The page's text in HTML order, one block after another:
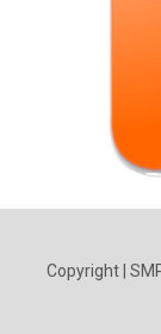
Copyright |